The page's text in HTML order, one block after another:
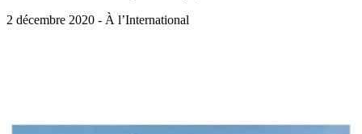
2 décembre 2020 - À l’International